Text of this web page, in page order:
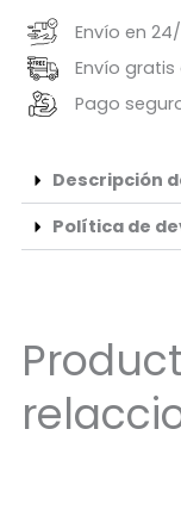
Envío en
Envío
Pago
Descripción
Política de